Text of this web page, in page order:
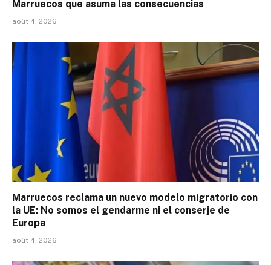
Marruecos que asuma las consecuencias
août 4, 2026
Marruecos reclama un nuevo modelo migratorio con
la UE: No somos el gendarme ni el conserje de
Europa
août 4, 2026